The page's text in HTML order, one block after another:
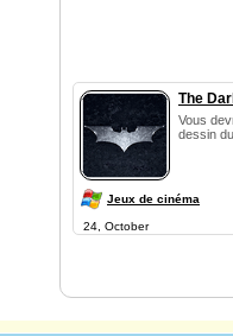
The
Vous
dessin
Jeux de cinéma
24, October